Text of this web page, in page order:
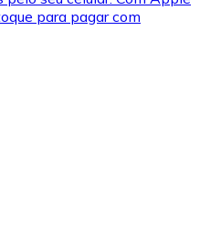
dinheiro e outros
para pagar com